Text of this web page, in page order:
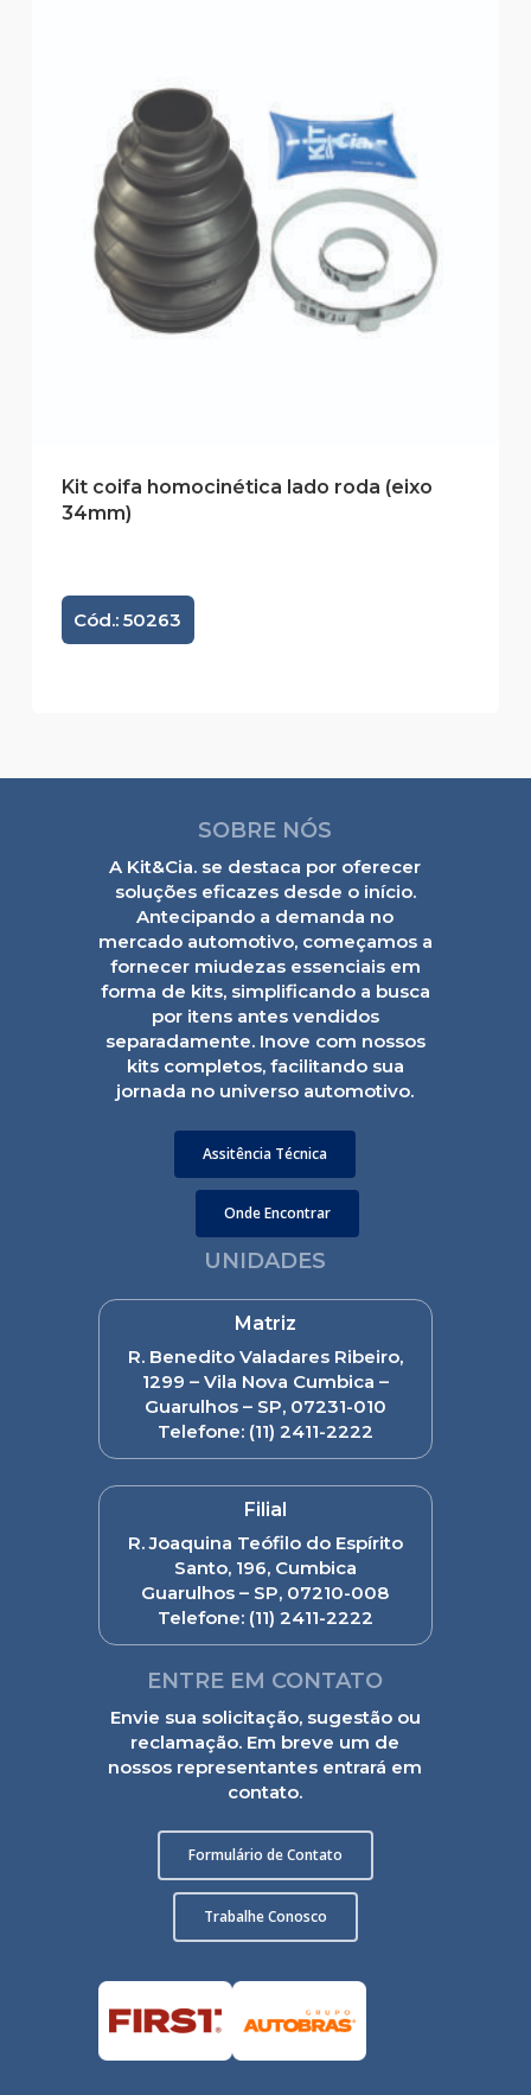
Kit coifa homocinética lado roda (eixo
34mm)
Cód.: 50263
SOBRE NÓS
A Kit&Cia. se destaca por oferecer
soluções eficazes desde o início.
Antecipando a demanda no
mercado automotivo, começamos a
fornecer miudezas essenciais em
forma de kits, simplificando a busca
por itens antes vendidos
separadamente. Inove com nossos
kits completos, facilitando sua
jornada no universo automotivo.
Assitência Técnica
Onde Encontrar
UNIDADES
Matriz
R. Benedito Valadares Ribeiro,
1299 – Vila Nova Cumbica –
Guarulhos – SP, 07231-010
Telefone: (11) 2411-2222
Filial
R. Joaquina Teófilo do Espírito
Santo, 196, Cumbica
Guarulhos – SP, 07210-008
Telefone:(11) 2411-2222
ENTRE EM CONTATO
Envie sua solicitação, sugestão ou
reclamação. Em breve um de
nossos representantes entrará em
contato.
Formulário de Contato
Trabalhe Conosco